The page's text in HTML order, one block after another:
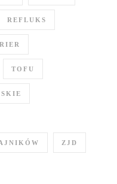
REFLUKS
TOFU
ZJD